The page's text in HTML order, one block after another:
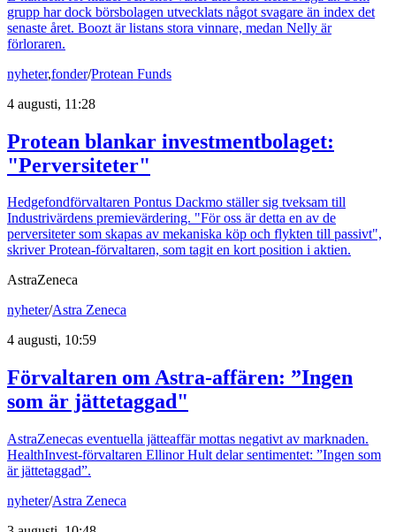
grupp har dock börsbolagen utvecklats något svagare än index det
senaste året. Boozt är listans stora vinnare, medan Nelly är
förloraren.
nyheter,fonder/Protean Funds
4 augusti, 11:28
Protean blankar investmentbolaget:
"Perversiteter"
Hedgefondförvaltaren Pontus Dackmo ställer sig tveksam till
Industrivärdens premievärdering. "För oss är detta en av de
perversiteter som skapas av mekaniska köp och flykten till passivt",
skriver Protean-förvaltaren, som tagit en kort position i aktien.
AstraZeneca
nyheter/Astra Zeneca
4 augusti, 10:59
Förvaltaren om Astra-affären: ”Ingen
som är jättetaggad"
AstraZenecas eventuella jätteaffär mottas negativt av marknaden.
HealthInvest-förvaltaren Ellinor Hult delar sentimentet: ”Ingen som
är jättetaggad”.
nyheter/Astra Zeneca